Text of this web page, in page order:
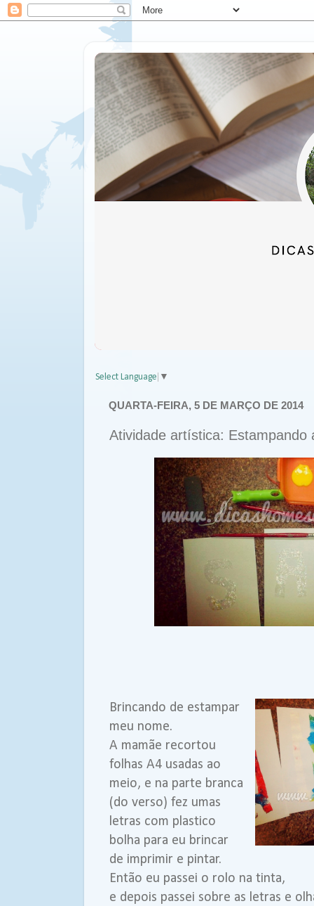
Select Language ▼
QUARTA-FEIRA, 5 DE MARÇO DE 2014
Atividade artística: Estampando
Brincando de estampar
meu nome.
A mamãe recortou
folhas A4 usadas ao
meio, e na parte branca
(do verso) fez umas
letras com plastico
bolha para eu brincar
de imprimir e pintar.
Então eu passei o rolo na tinta,
e depois passei sobre as letras e